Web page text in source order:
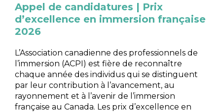
Appel de candidatures | Prix
d’excellence en immersion française
2026
L’Association canadienne des professionnels de
l’immersion (ACPI) est fière de reconnaître
chaque année des individus qui se distinguent
par leur contribution à l’avancement, au
rayonnement et à l’avenir de l’immersion
française au Canada. Les prix d’excellence en